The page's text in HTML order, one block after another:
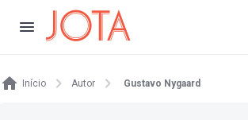
Início Autor Gustavo Nygaard